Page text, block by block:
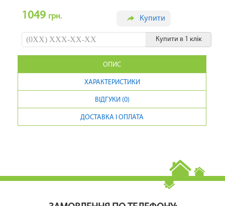
1049 грн. Купити
Купити в 1 клік
ОПИС
ХАРАКТЕРИСТИКИ
ВІДГУКИ (0)
ДОСТАВКА І ОПЛАТА